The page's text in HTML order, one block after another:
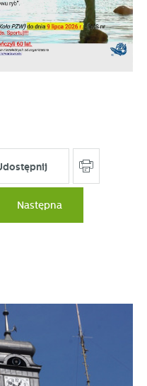
Następna
usług. Firmy te działają
nasze treści w
mediów